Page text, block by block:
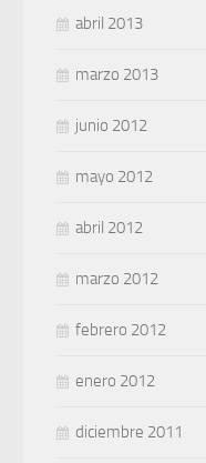
abril 2013
marzo 2013
junio 2012
mayo 2012
abril 2012
marzo 2012
febrero 2012
enero 2012
diciembre 2011